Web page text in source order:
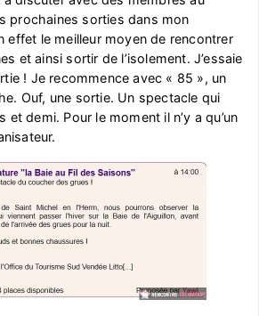
prochaines sorties dans mon
effet le meilleur moyen de rencontrer
et ainsi sortir de l’isolement. J’essaie
! Je recommence avec « 85 », un
Ouf, une sortie. Un spectacle qui
et demi. Pour le moment il n’y a qu’un